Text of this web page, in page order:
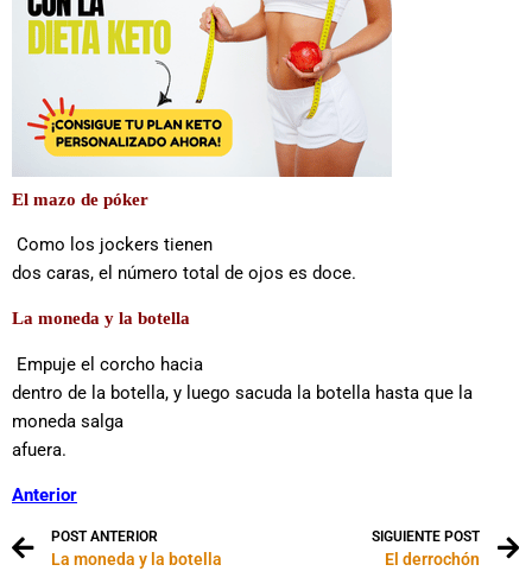
El mazo de póker
Como los jockers tienen
dos caras, el número total de ojos es doce.
La moneda y la botella
Empuje el corcho hacia
dentro de la botella, y luego sacuda la botella hasta que la
moneda salga
afuera.
Anterior
POST ANTERIOR
La moneda y la botella
SIGUIENTE POST
El derrochón